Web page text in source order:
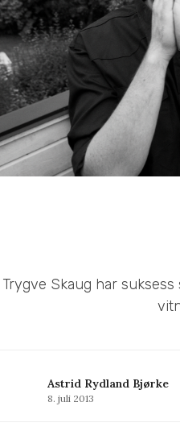
Trygve Skaug har
Astrid Rydland Bjørke
8. juli 2013